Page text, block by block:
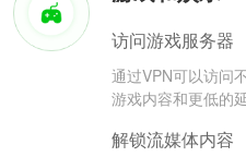
访问游戏服务器
通过VPN可以访问
游戏内容和更低的延
解锁流媒体内容